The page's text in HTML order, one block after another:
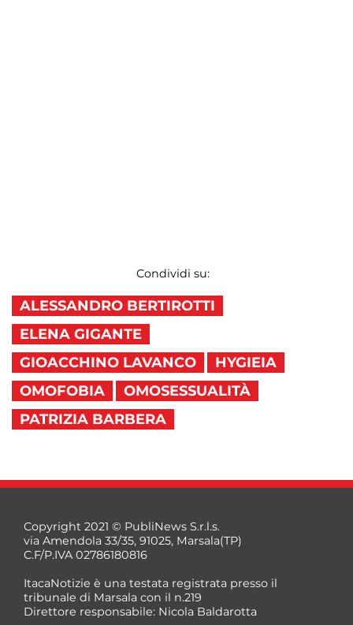
Condividi su:
ALESSANDRO BERTIROTTI
ELENA GIGANTE
GIOACCHINO LAVANCO
HYGIEIA
OMOFOBIA
OMOSESSUALITÀ
PATRIZIA BARBERA
Copyright 2021 © PubliNews S.r.l.s.
via Amendola 33/35, 91025, Marsala(TP)
C.F/P.IVA 02786180816
ItacaNotizie è una testata registrata presso il
tribunale di Marsala con il n.219
Direttore responsabile: Nicola Baldarotta